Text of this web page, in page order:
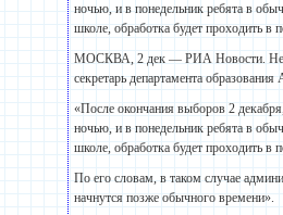
ночью, и в понедельник ребята в
школе, обработка будет проходить в
МОСКВА, 2 дек — РИА Новости.
секретарь департамента
«После окончания выборов 2
ночью, и в понедельник ребята в
школе, обработка будет проходить
По его словам, в таком случае
начнутся позже обычного времени».